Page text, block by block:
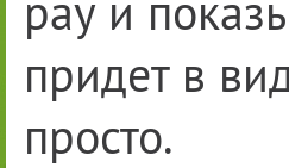
pay и
придет в
просто.